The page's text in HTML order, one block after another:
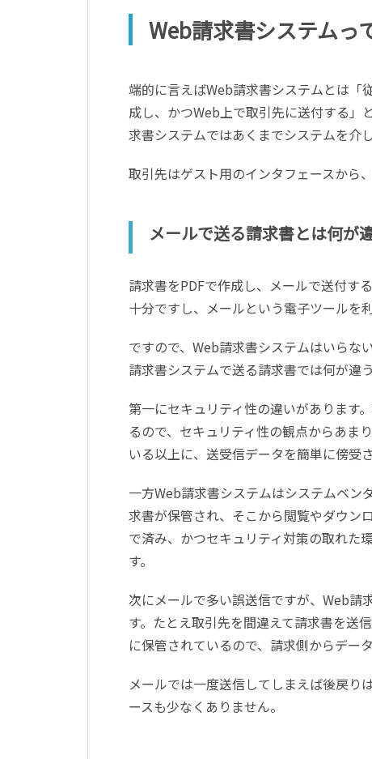
Web請求書システムっ
端的に言えばWeb請求書システムとは「
成し、かつWeb上で取引先に送付する」
求書システムではあくまでシステムを介
取引先はゲスト用のインタフェースから
メールで送る請求書とは何が
請求書をPDFで作成し、メールで送付す
十分ですし、メールという電子ツールを
ですので、Web請求書システムはいらな
請求書システムで送る請求書では何が違
第一にセキュリティ性の違いがあります
るので、セキュリティ性の観点からあま
いる以上に、送受信データを簡単に傍受
一方Web請求書システムはシステムベン
求書が保管され、そこから閲覧やダウン
で済み、かつセキュリティ対策の取れた
す。
次にメールで多い誤送信ですが、Web請
す。たとえ取引先を間違えて請求書を送
に保管されているので、請求側からデー
メールでは一度送信してしまえば後戻り
ースも少なくありません。